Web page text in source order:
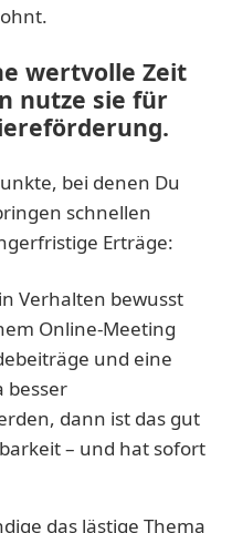
wertvolle Zeit
nutze sie für
bei denen Du
schnellen
Erträge:
Verhalten bewusst
Online-Meeting
und eine
besser
dann ist das gut
– und hat sofort
das lästige Thema